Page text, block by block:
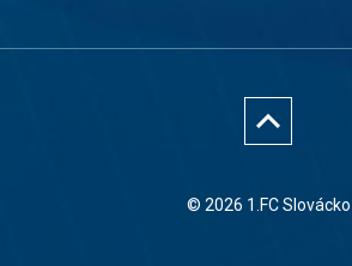
© 2026 1.FC Slovácko